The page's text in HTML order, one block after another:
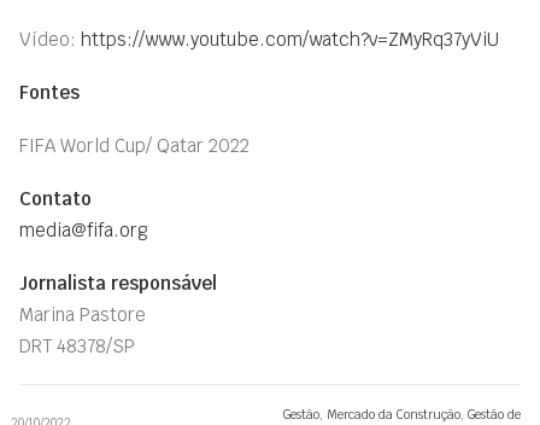
Vídeo: https://www.youtube.com/watch?v=ZMyRq37yViU
Fontes
FIFA World Cup/ Qatar 2022
Contato
media@fifa.org
Jornalista responsável
Marina Pastore
DRT 48378/SP
Gestão, Mercado da Construção, Gestão de